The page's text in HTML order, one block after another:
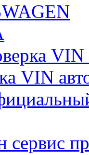
VIN
VIN
сервис